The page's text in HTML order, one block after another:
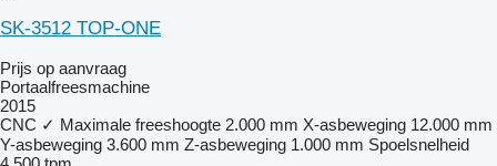
SK-3512 TOP-ONE
Prijs op aanvraag
Portaalfreesmachine
2015
CNC ✓ Maximale freeshoogte 2.000 mm X-asbeweging 12.000 mm
Y-asbeweging 3.600 mm Z-asbeweging 1.000 mm Spoelsnelheid